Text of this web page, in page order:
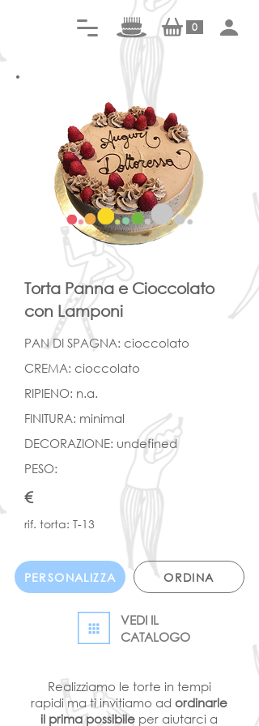
0
Realizziamo le torte in tempi
rapidi ma ti invitiamo ad ordinarle
il prima possibile per aiutarci a
Torta Panna e Cioccolato
con Lamponi
PAN DI SPAGNA: cioccolato
CREMA: cioccolato
RIPIENO: n.a.
FINITURA: minimal
DECORAZIONE: undefined
PESO:
€
rif. torta: T-13
PERSONALIZZA ORDINA
VEDI IL
CATALOGO